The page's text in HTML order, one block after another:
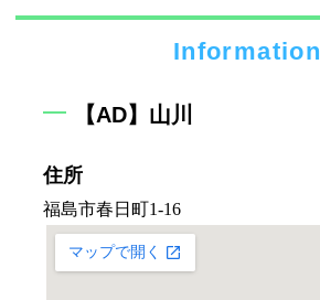
Information
【AD】山川
住所